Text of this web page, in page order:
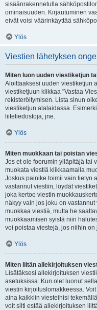
sisäänrakennetulla
ominaisuuden. Kirjautuminen
eivät voisi väärinkäyttää
Ylös
Viestien lähetyksen
Miten luon uuden viestiketjun
Aloittaaksesi uuden viestiketjun
viestiketjuun klikkaa "Vastaa
rekisteröitymisen. Lista sinun
viestiketjun alalaidassa.
liitetiedostoja, jne.
Ylös
Miten muokkaan tai poistan
Jos et ole foorumin ylläpitäjä tai
muokata viestiä klikkaamalla
Joskus painike toimii vain tietyn
vastannut viestiin, löydät
joka kertoo viestin
näkyy vain jos joku on
muokkaa viestiä, mutta he
muokkaamisen syistä niin
voi poistaa viestejä, jos niihin on
Ylös
Miten liitän allekirjoituksen
Lisätäksesi allekirjoituksen
asetuksissa. Kun olet luonut
viestin kirjoituslomakkeessa.
aina kaikkiin viesteihisi
voit silti estää allekirjoituksen